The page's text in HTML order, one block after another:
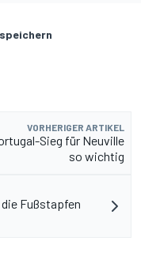
VORHERIGER ARTIKEL
Sieg für Neuville
so wichtig
Fußstapfen